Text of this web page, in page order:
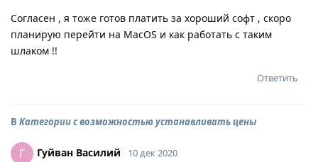
Согласен , я тоже готов платить за хороший софт , скоро
планирую перейти на MacOS и как работать с таким
шлаком !!
Ответить
В Категории с возможностью устанавливать цены
Г Гуйван Василий 10 дек 2020